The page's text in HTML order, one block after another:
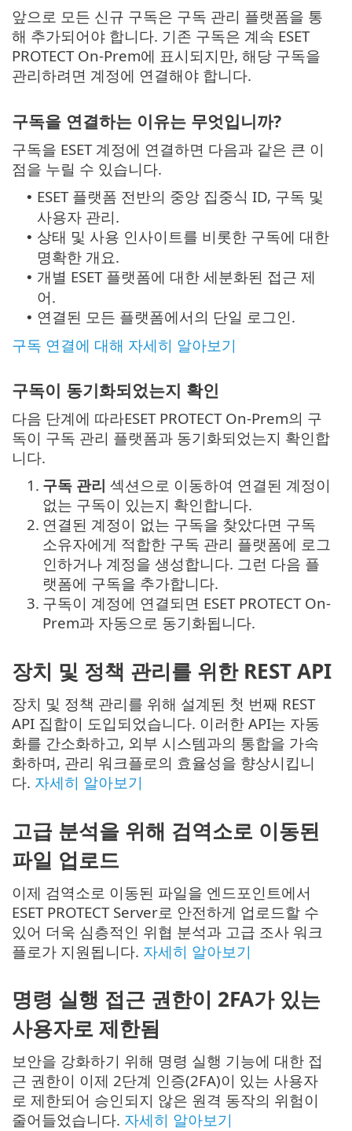
앞으로 모든 신규 구독은 구독 관리 플랫폼을 통
해 추가되어야 합니다. 기존 구독은 계속 ESET
PROTECT On-Prem에 표시되지만, 해당 구독을
관리하려면 계정에 연결해야 합니다.
구독을 연결하는 이유는 무엇입니까?
구독을 ESET 계정에 연결하면 다음과 같은 큰 이
점을 누릴 수 있습니다.
• ESET 플랫폼 전반의 중앙 집중식 ID, 구독 및
사용자 관리.
• 상태 및 사용 인사이트를 비롯한 구독에 대한
명확한 개요.
• 개별 ESET 플랫폼에 대한 세분화된 접근 제
어.
• 연결된 모든 플랫폼에서의 단일 로그인.
구독 연결에 대해 자세히 알아보기
구독이 동기화되었는지 확인
다음 단계에 따라ESET PROTECT On-Prem의 구
독이 구독 관리 플랫폼과 동기화되었는지 확인합
니다.
1. 구독 관리 섹션으로 이동하여 연결된 계정이
없는 구독이 있는지 확인합니다.
2. 연결된 계정이 없는 구독을 찾았다면 구독
소유자에게 적합한 구독 관리 플랫폼에 로그
인하거나 계정을 생성합니다. 그런 다음 플
랫폼에 구독을 추가합니다.
3. 구독이 계정에 연결되면 ESET PROTECT On-
Prem과 자동으로 동기화됩니다.
장치 및 정책 관리를 위한 REST API
장치 및 정책 관리를 위해 설계된 첫 번째 REST
API 집합이 도입되었습니다. 이러한 API는 자동
화를 간소화하고, 외부 시스템과의 통합을 가속
화하며, 관리 워크플로의 효율성을 향상시킵니
다. 자세히 알아보기
고급 분석을 위해 검역소로 이동된
파일 업로드
이제 검역소로 이동된 파일을 엔드포인트에서
ESET PROTECT Server로 안전하게 업로드할 수
있어 더욱 심층적인 위협 분석과 고급 조사 워크
플로가 지원됩니다. 자세히 알아보기
명령 실행 접근 권한이 2FA가 있는
사용자로 제한됨
보안을 강화하기 위해 명령 실행 기능에 대한 접
근 권한이 이제 2단계 인증(2FA)이 있는 사용자
로 제한되어 승인되지 않은 원격 동작의 위험이
줄어들었습니다. 자세히 알아보기